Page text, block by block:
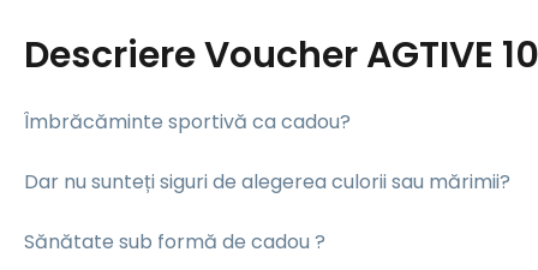
DescriereVoucher AGTIVE
Îmbrăcăminte sportivă ca cadou?
Dar nu sunteți siguri de alegerea culorii sau mărimii?
Sănătate sub formă de cadou ?